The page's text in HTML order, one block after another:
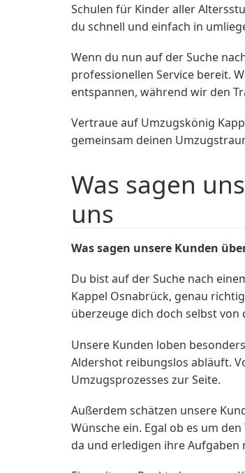
Schulen für Kinder aller
du schnell und einfach in
Wenn du nun auf der Suche
professionellen Service bereit.
entspannen, während wir den
Vertraue auf Umzugskönig
gemeinsam deinen
Was sagen
uns
Was sagen unsere Kunden
Du bist auf der Suche nach
Kappel Osnabrück, genau
überzeuge dich doch selbst
Unsere Kunden loben
Aldershot reibungslos abläuft.
Umzugsprozesses zur Seite.
Außerdem schätzen unsere
Wünsche ein. Egal ob es um
da und erledigen ihre